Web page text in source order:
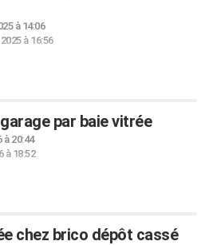
à 14:06
à 16:56
par baie vitrée
à 20:44
à 18:52
chez brico dépôt cassé